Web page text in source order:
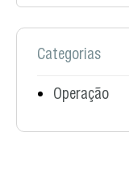
Categorias
Operação